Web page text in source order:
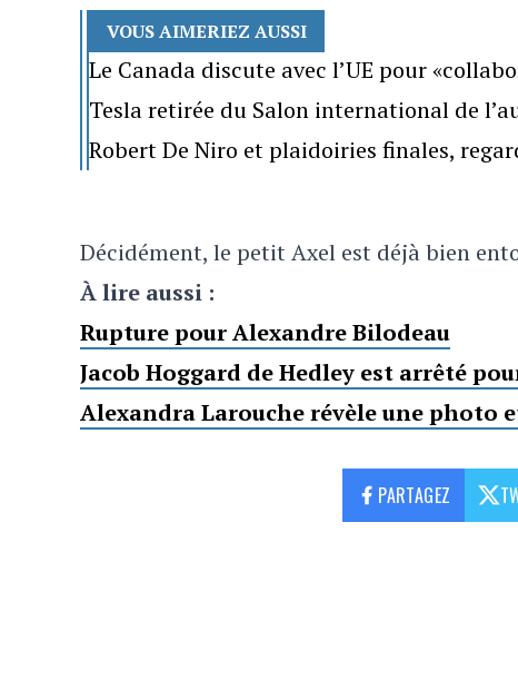
VOUS AIMERIEZ AUSSI
Le Canada discute avec l’UE pour
Tesla retirée du Salon international de
Robert De Niro et plaidoiries finales,
Décidément, le petit Axel est déjà bien
À lire aussi :
Rupture pour Alexandre Bilodeau
Jacob Hoggard de Hedley est arrêté
Alexandra Larouche révèle une photo
PARTAGEZ